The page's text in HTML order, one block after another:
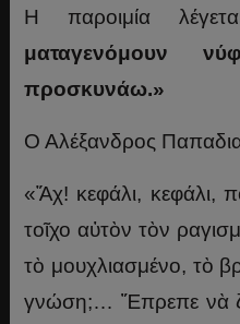
Η παροιμία
ματαγενόμουν
προσκυνάω.»
Ο Αλέξανδρος
«Ἄχ! κεφάλι, κεφάλι,
τοῖχο αὐτὸν τὸν
τὸ μουχλιασμένο, τὸ
γνώση;… Ἔπρεπε νὰ